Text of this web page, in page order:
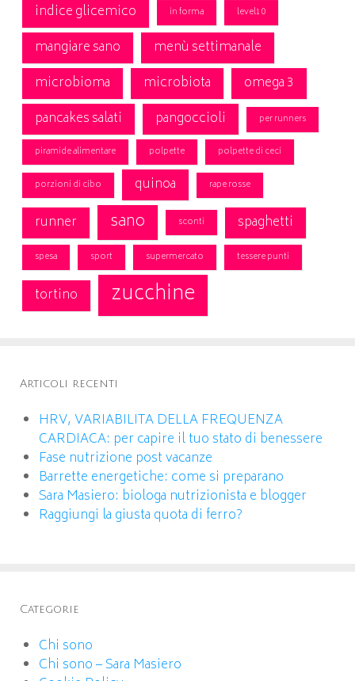
indice glicemico in forma level10
mangiare sano
menù settimanale
microbioma
microbiota
omega 3
pancakes salati
pangoccioli per runners
piramide alimentare polpette polpette di ceci
porzioni di cibo quinoa rape rosse
runner sano sconti spaghetti
spesa sport supermercato tessere punti
tortino zucchine
Articoli recenti
HRV, VARIABILITA DELLA FREQUENZA
CARDIACA: per capire il tuo stato di benessere
Fase nutrizione post vacanze
Barrette energetiche: come si preparano
Sara Masiero: biologa nutrizionista e blogger
Raggiungi la giusta quota di ferro?
Categorie
Chi sono
Chi sono – Sara Masiero